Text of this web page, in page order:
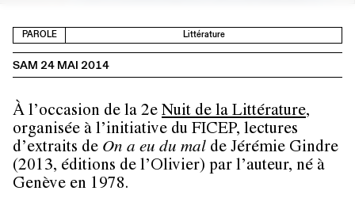
PAROLE Littérature
SAM 24 MAI 2014
À l’occasion de la 2e Nuit de la Littérature,
organisée à l’initiative du FICEP, lectures
d’extraits de On a eu du mal de Jérémie Gindre
(2013, éditions de l’Olivier) par l’auteur, né à
Genève en 1978.